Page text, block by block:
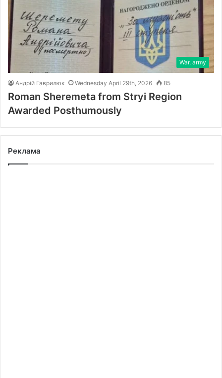
War, army
Андрій Гаврилюк Wednesday April 29th, 2026 85
Roman Sheremeta from Stryi Region
Awarded Posthumously
Реклама